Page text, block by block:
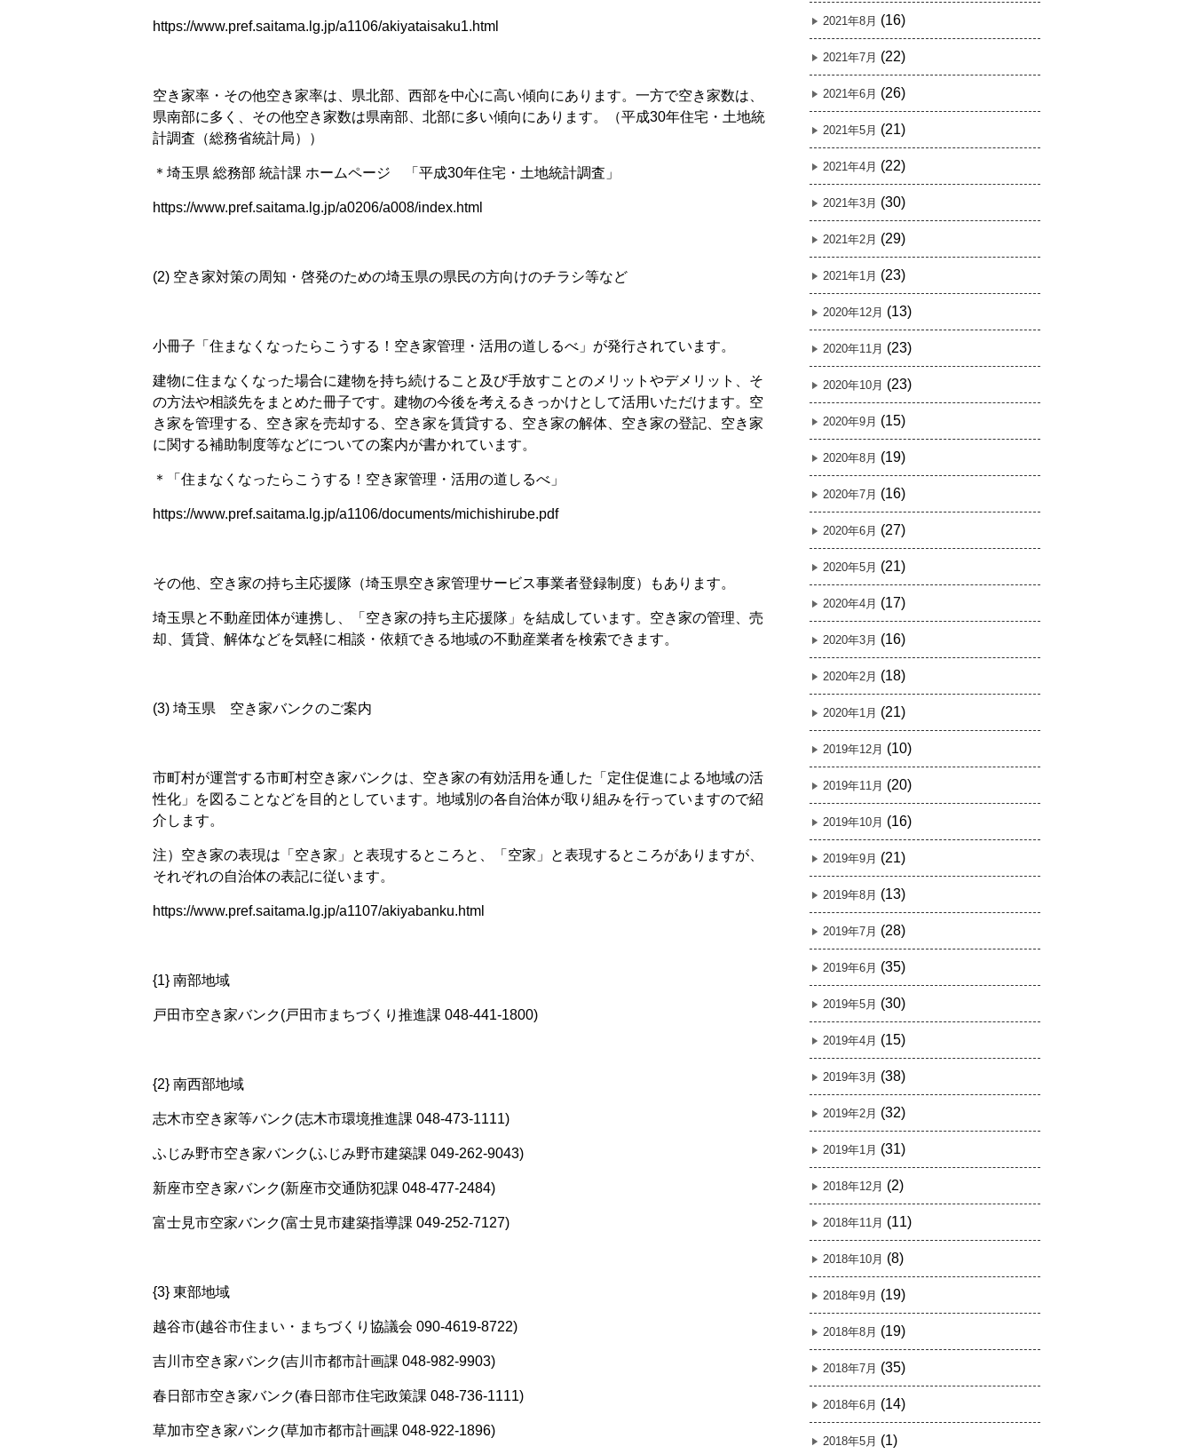
https://www.pref.saitama.lg.jp/a1106/akiyataisaku1.html
空き家率・その他空き家率は、県北部、西部を中心に高い傾向にあります。一方で空き家数は、
県南部に多く、その他空き家数は県南部、北部に多い傾向にあります。（平成30年住宅・土地統
計調査（総務省統計局））
＊埼玉県 総務部 統計課 ホームページ 「平成30年住宅・土地統計調査」
https://www.pref.saitama.lg.jp/a0206/a008/index.html
(2) 空き家対策の周知・啓発のための埼玉県の県民の方向けのチラシ等など
小冊子「住まなくなったらこうする！空き家管理・活用の道しるべ」が発行されています。
建物に住まなくなった場合に建物を持ち続けること及び手放すことのメリットやデメリット、そ
の方法や相談先をまとめた冊子です。建物の今後を考えるきっかけとして活用いただけます。空
き家を管理する、空き家を売却する、空き家を賃貸する、空き家の解体、空き家の登記、空き家
に関する補助制度等などについての案内が書かれています。
＊「住まなくなったらこうする！空き家管理・活用の道しるべ」
https://www.pref.saitama.lg.jp/a1106/documents/michishirube.pdf
その他、空き家の持ち主応援隊（埼玉県空き家管理サービス事業者登録制度）もあります。
埼玉県と不動産団体が連携し、「空き家の持ち主応援隊」を結成しています。空き家の管理、売
却、賃貸、解体などを気軽に相談・依頼できる地域の不動産業者を検索できます。
(3) 埼玉県 空き家バンクのご案内
市町村が運営する市町村空き家バンクは、空き家の有効活用を通した「定住促進による地域の活
性化」を図ることなどを目的としています。地域別の各自治体が取り組みを行っていますので紹
介します。
注）空き家の表現は「空き家」と表現するところと、「空家」と表現するところがありますが、
それぞれの自治体の表記に従います。
https://www.pref.saitama.lg.jp/a1107/akiyabanku.html
{1} 南部地域
戸田市空き家バンク(戸田市まちづくり推進課 048-441-1800)
{2} 南西部地域
志木市空き家等バンク(志木市環境推進課 048-473-1111)
ふじみ野市空き家バンク(ふじみ野市建築課 049-262-9043)
新座市空き家バンク(新座市交通防犯課 048-477-2484)
富士見市空家バンク(富士見市建築指導課 049-252-7127)
{3} 東部地域
越谷市(越谷市住まい・まちづくり協議会 090-4619-8722)
吉川市空き家バンク(吉川市都市計画課 048-982-9903)
春日部市空き家バンク(春日部市住宅政策課 048-736-1111)
草加市空き家バンク(草加市都市計画課 048-922-1896)
2021年8月 (16)
2021年7月 (22)
2021年6月 (26)
2021年5月 (21)
2021年4月 (22)
2021年3月 (30)
2021年2月 (29)
2021年1月 (23)
2020年12月 (13)
2020年11月 (23)
2020年10月 (23)
2020年9月 (15)
2020年8月 (19)
2020年7月 (16)
2020年6月 (27)
2020年5月 (21)
2020年4月 (17)
2020年3月 (16)
2020年2月 (18)
2020年1月 (21)
2019年12月 (10)
2019年11月 (20)
2019年10月 (16)
2019年9月 (21)
2019年8月 (13)
2019年7月 (28)
2019年6月 (35)
2019年5月 (30)
2019年4月 (15)
2019年3月 (38)
2019年2月 (32)
2019年1月 (31)
2018年12月 (2)
2018年11月 (11)
2018年10月 (8)
2018年9月 (19)
2018年8月 (19)
2018年7月 (35)
2018年6月 (14)
2018年5月 (1)